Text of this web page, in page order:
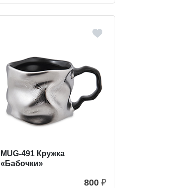
MUG-491 Кружка
«Бабочки»
800 ₽